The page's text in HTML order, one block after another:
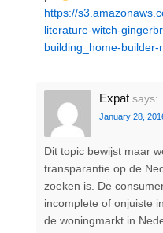
https://
literature-witch-
building_home-builder-
Expat says:
January 28,
Dit topic bewijst maar
transparantie op de
zoeken is. De
incomplete of onjuiste
de woningmarkt in